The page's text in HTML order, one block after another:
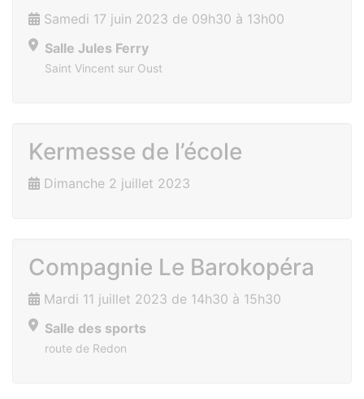
Samedi 17 juin 2023 de 09h30 à 13h00
Salle Jules Ferry
Saint Vincent sur Oust
Kermesse de l’école
Dimanche 2 juillet 2023
Compagnie Le Barokopéra
Mardi 11 juillet 2023 de 14h30 à 15h30
Salle des sports
route de Redon